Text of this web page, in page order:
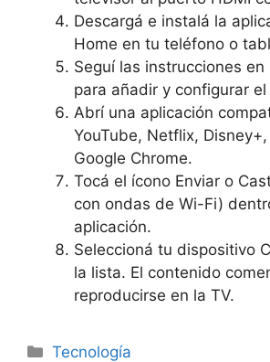
Descargá e instalá la
Home en tu teléfono o
Seguí las instrucciones en
para añadir y configurar
Abrí una aplicación
YouTube, Netflix,
Google Chrome.
Tocá el ícono Enviar o
con ondas de Wi-Fi)
aplicación.
Seleccioná tu dispositivo
la lista. El contenido
reproducirse en la TV.
Tecnología